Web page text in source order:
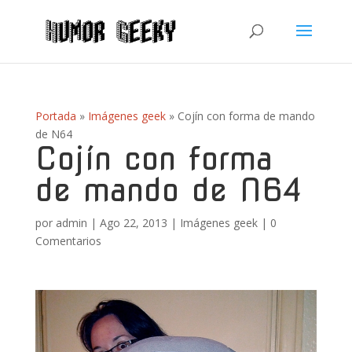
Portada » Imágenes geek» Cojín con forma de mando
de N64
Cojín con forma
de mando de N64
por admin | Ago 22, 2013 | Imágenes geek| 0
Comentarios